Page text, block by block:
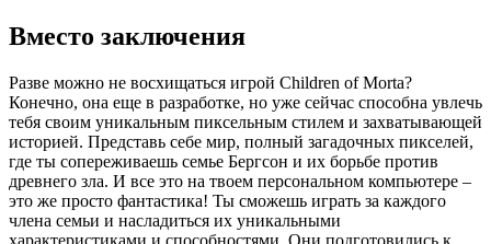
Вместо заключения
Разве можно не восхищаться игрой Children of Morta?
Конечно, она еще в разработке, но уже сейчас способна увлечь
тебя своим уникальным пиксельным стилем и захватывающей
историей. Представь себе мир, полный загадочных пикселей,
где ты сопереживаешь семье Бергсон и их борьбе против
древнего зла. И все это на твоем персональном компьютере –
это же просто фантастика! Ты сможешь играть за каждого
члена семьи и насладиться их уникальными
характеристиками и способностями. Они подготовились к